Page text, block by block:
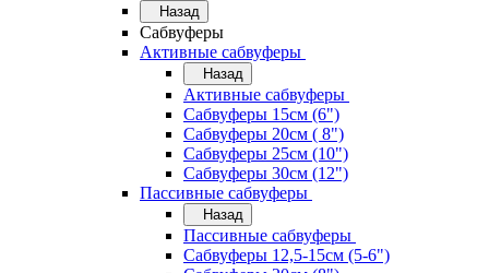
Назад
Сабвуферы
Активные сабвуферы
Назад
Активные сабвуферы
Сабвуферы 15см (6")
Сабвуферы 20см ( 8")
Сабвуферы 25см (10")
Сабвуферы 30см (12")
Пассивные сабвуферы
Назад
Пассивные сабвуферы
Сабвуферы 12,5-15см (5-6")